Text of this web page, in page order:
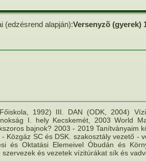
(edzésrend alapján):Versenyzõ (gyerek)
1992) III. DAN (ODK, 2004)
I. hely Kecskemét, 2003 World
bajnok? 2003 - 2019 Tanítványaim
Közgáz SC és DSK. szakosztály vezető -
és Oktatási Elemeivel Óbudán és
és vezetek vízitúrákat sík és